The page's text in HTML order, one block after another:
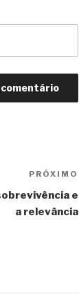
PRÓXIMO
e
a relevância